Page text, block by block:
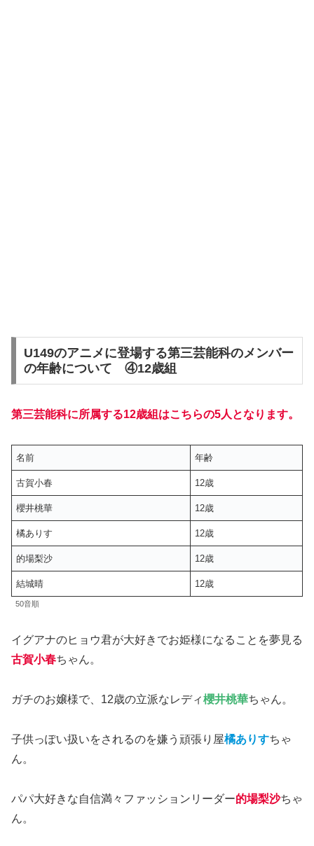
U149のアニメに登場する第三芸能科のメンバー
の年齢について ④12歳組
第三芸能科に所属する12歳組はこちらの5人となります。
名前 年齢
古賀小春 12歳
櫻井桃華 12歳
橘ありす 12歳
的場梨沙 12歳
結城晴 12歳
50音順
イグアナのヒョウ君が大好きでお姫様になることを夢見る
古賀小春ちゃん。
ガチのお嬢様で、12歳の立派なレディ櫻井桃華ちゃん。
子供っぽい扱いをされるのを嫌う頑張り屋橘ありすちゃ
ん。
パパ大好きな自信満々ファッションリーダー的場梨沙ちゃ
ん。